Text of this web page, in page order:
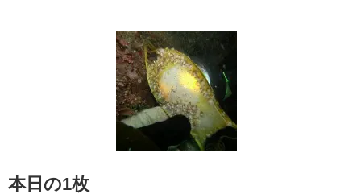
本日の1枚